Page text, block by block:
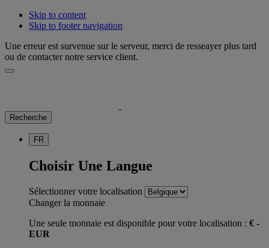
Skip to content
Skip to footer navigation
Une erreur est survenue sur le serveur, merci de resseayer plus tard
ou de contacter notre service client.
Recherche
FR
Choisir Une Langue
Sélectionner votre localisation
Changer la monnaie
Une seule monnaie est disponible pour votre localisation : € -
EUR